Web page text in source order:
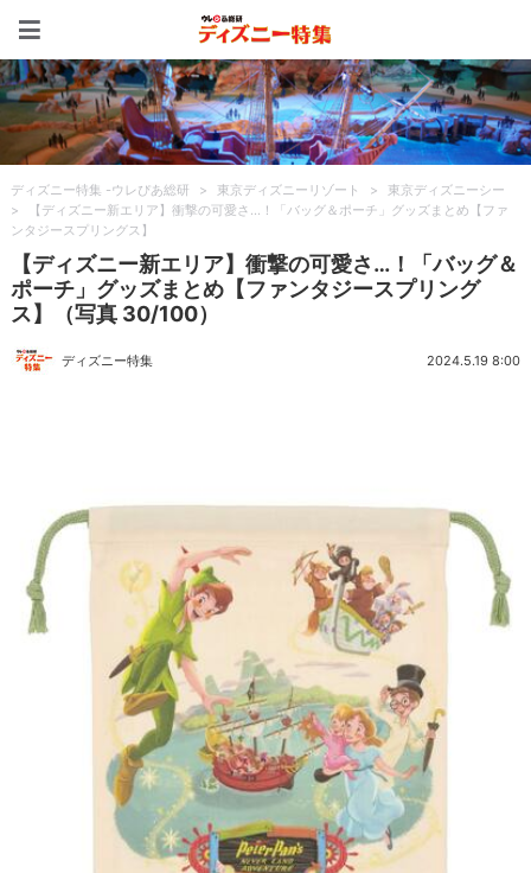
ディズニー特集 -ウレぴあ総研 > 東京ディズニーリゾート >
東京ディズニーシー
>
【ディズニー新エリア】衝撃の可愛さ…！「バッグ＆ポーチ」グッズまとめ【ファ
ンタジースプリングス】
【ディズニー新エリア】衝撃の可愛さ…！「バッグ＆
ポーチ」グッズまとめ【ファンタジースプリング
ス】（写真 30/100）
ディズニー特集 2024.5.19 8:00